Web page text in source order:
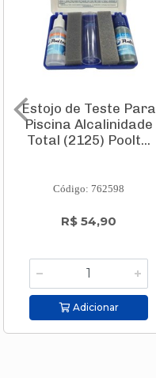
Estojo de Teste Para
Piscina Alcalinidade
Total (2125) Poolt...
Código: 762598
R$ 54,90
Adicionar